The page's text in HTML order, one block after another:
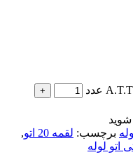
شوید
برچسب: لقمه 20 اتو
,
اتو لوله